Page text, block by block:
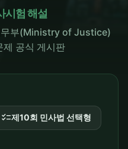
시험 해설
부(Ministry of Justice)
제 공식 게시판
checklist제10회 민사법 선택형